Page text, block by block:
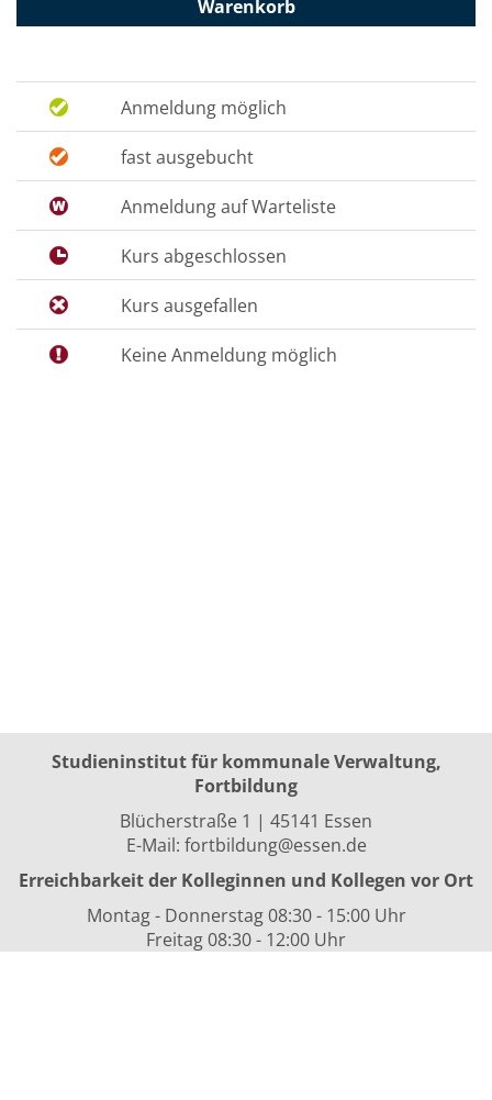
Warenkorb
Anmeldung möglich
fast ausgebucht
Anmeldung auf Warteliste
Kurs abgeschlossen
Kurs ausgefallen
Keine Anmeldung möglich
Studieninstitut für kommunale Verwaltung,
Fortbildung
Blücherstraße 1 | 45141 Essen
E-Mail: fortbildung@essen.de
Erreichbarkeit der Kolleginnen und Kollegen vor Ort
Montag - Donnerstag 08:30 - 15:00 Uhr
Freitag 08:30 - 12:00 Uhr